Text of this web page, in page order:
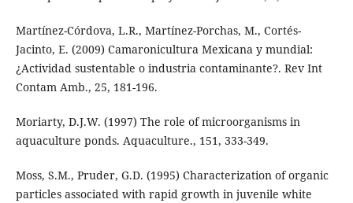
Martínez-Córdova, L.R., Martínez-Porchas, M., Cortés-
Jacinto, E. (2009) Camaronicultura Mexicana y mundial:
¿Actividad sustentable o industria contaminante?. Rev Int
Contam Amb., 25, 181-196.
Moriarty, D.J.W. (1997) The role of microorganisms in
aquaculture ponds. Aquaculture., 151, 333-349.
Moss, S.M., Pruder, G.D. (1995) Characterization of organic
particles associated with rapid growth in juvenile white